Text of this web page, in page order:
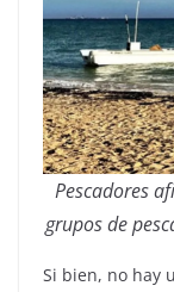
Pescadores
grupos de
Si bien, no hay